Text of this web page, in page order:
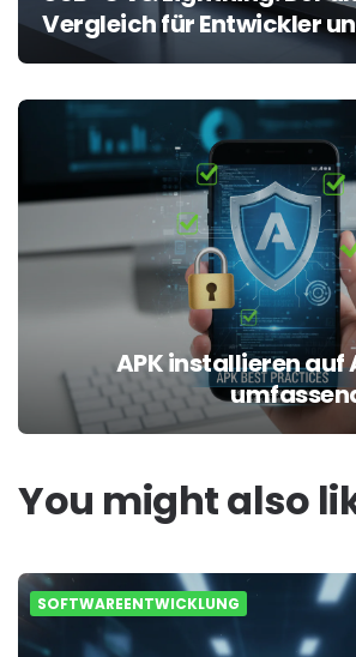
Vergleich für Entwickler
APK installieren auf
You might also
SOFTWAREENTWICKLUNG